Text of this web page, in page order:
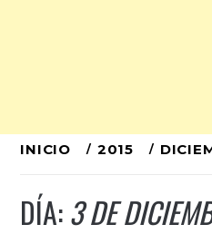
Ir
contenido
INICIO 2015
DÍA:3 DE